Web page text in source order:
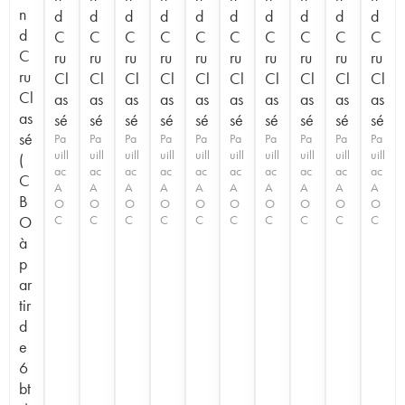
n
d
C
ru
Cl
as
sé
(
C
B
O
à
p
ar
tir
d
e
6
bt
d
C
ru
Cl
as
sé
Pa
uill
ac
A
O
C
d
C
ru
Cl
as
sé
Pa
uill
ac
A
O
C
d
C
ru
Cl
as
sé
Pa
uill
ac
A
O
C
d
C
ru
Cl
as
sé
Pa
uill
ac
A
O
C
d
C
ru
Cl
as
sé
Pa
uill
ac
A
O
C
d
C
ru
Cl
as
sé
Pa
uill
ac
A
O
C
d
C
ru
Cl
as
sé
Pa
uill
ac
A
O
C
d
C
ru
Cl
as
sé
Pa
uill
ac
A
O
C
d
C
ru
Cl
as
sé
Pa
uill
ac
A
O
C
d
C
ru
Cl
as
sé
Pa
uill
ac
A
O
C